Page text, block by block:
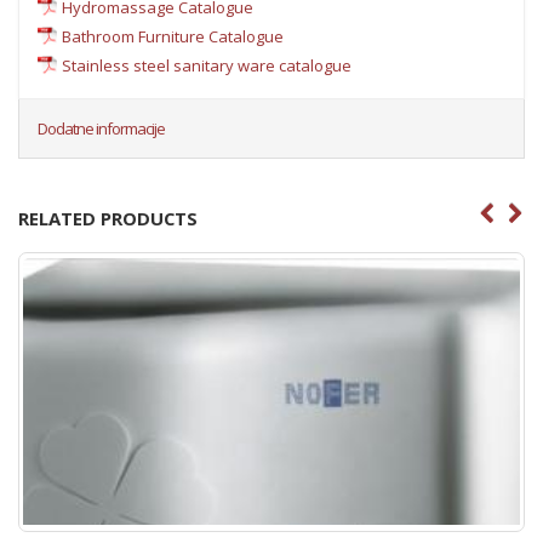
Hydromassage Catalogue
Bathroom Furniture Catalogue
Stainless steel sanitary ware catalogue
Dodatne informacije
RELATED PRODUCTS